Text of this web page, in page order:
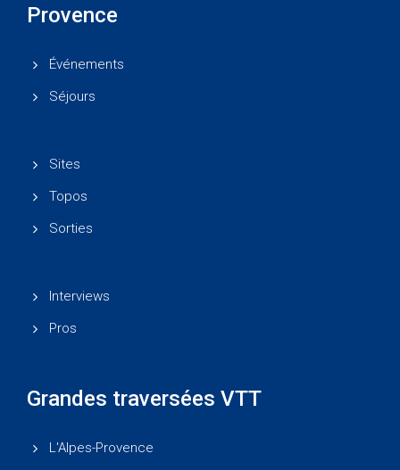
Provence
Événements
Séjours
Sites
Topos
Sorties
Interviews
Pros
Grandes traversées VTT
L'Alpes-Provence